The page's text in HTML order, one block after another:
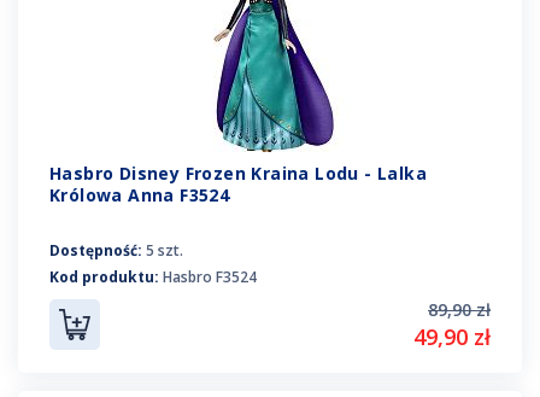
Hasbro Disney Frozen Kraina Lodu - Lalka
Królowa Anna F3524
Dostępność: 5 szt.
Kod produktu: Hasbro F3524
89,90 zł
49,90 zł